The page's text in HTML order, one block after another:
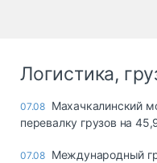
Логистика,
07.08 Махачкалинский
перевалку грузов на
07.08 Международный